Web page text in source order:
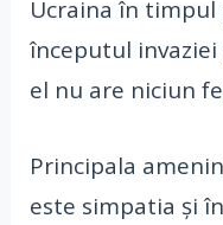
Ucraina în timpul
începutul
el nu are niciun
Principala
este simpatia și